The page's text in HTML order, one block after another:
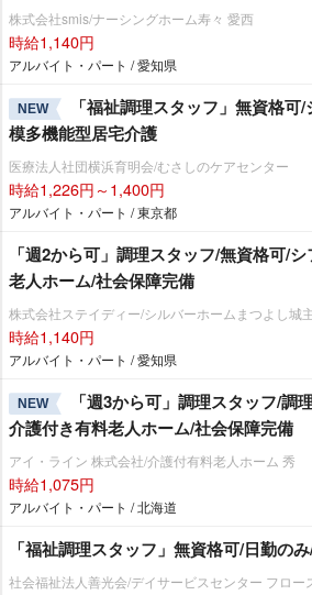
株式会社smis/ナーシングホーム寿々 愛西
時給1,140円
アルバイト・パート / 愛知県
NEW
「福祉調理スタッフ」無資格
模多機能型居宅介護
医療法人社団横浜育明会/むさしのケアセンター
時給1,226円～1,400円
アルバイト・パート / 東京都
「週2から可」調理スタッフ/無資格可/
老人ホーム/社会保障完備
株式会社ステイディー/シルバーホームまつよし城
時給1,140円
アルバイト・パート / 愛知県
NEW
「週3から可」調理スタッフ/調
介護付き有料老人ホーム/社会保障完備
アイ・ライン 株式会社/介護付有料老人ホーム 秀
時給1,075円
アルバイト・パート / 北海道
「福祉調理スタッフ」無資格可/日勤の
社会福祉法人善光会/デイサービスセンター フロー